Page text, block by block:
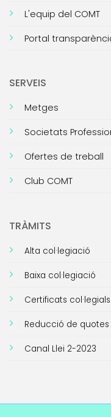
L'equip del COMT
Portal
SERVEIS
Metges
Societats
Ofertes de treball
Club COMT
TRÀMITS
Alta col·legiació
Baixa col·legiació
Certificats col·legials
Reducció de quotes
Canal Llei 2-2023